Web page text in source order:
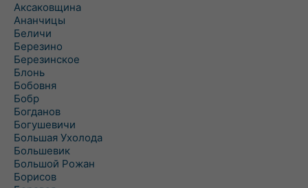
Аксаковщина
Ананчицы
Беличи
Березино
Березинское
Блонь
Бобовня
Бобр
Богданов
Богушевичи
Большая Ухолода
Большевик
Большой Рожан
Борисов